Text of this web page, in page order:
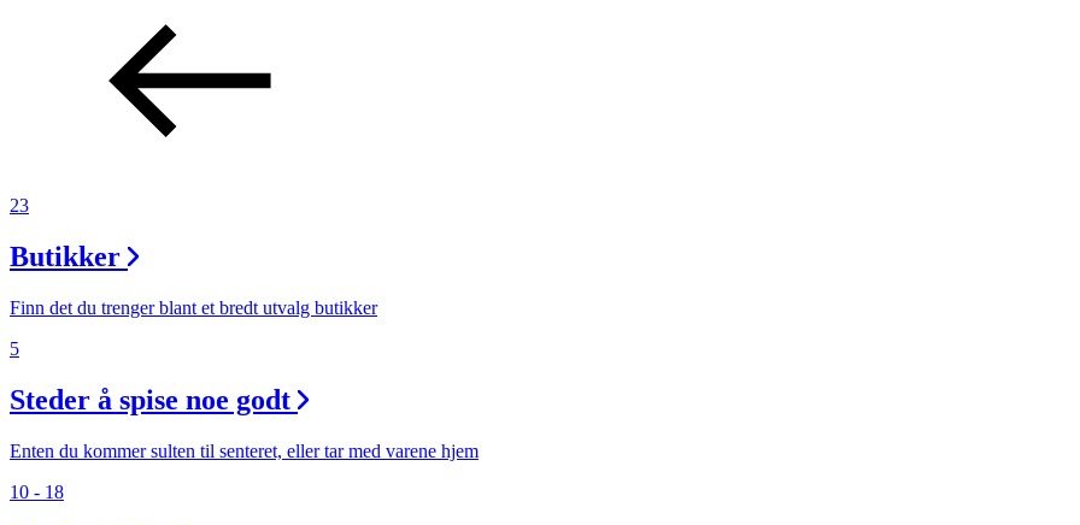
23
Butikker
Finn det du trenger blant et bredt utvalg butikker
5
Steder å spise noe godt
Enten du kommer sulten til senteret, eller tar med varene hjem
10 - 18